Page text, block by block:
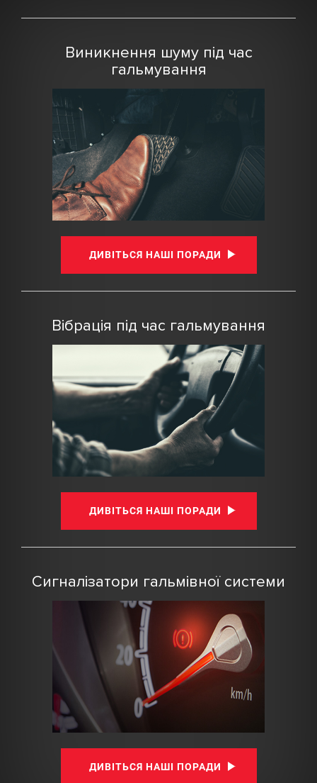
Виникнення шуму під час
гальмування
ДИВІТЬСЯ НАШІ ПОРАДИ
Вібрація під час гальмування
ДИВІТЬСЯ НАШІ ПОРАДИ
Сигналізатори гальмівної системи
ДИВІТЬСЯ НАШІ ПОРАДИ